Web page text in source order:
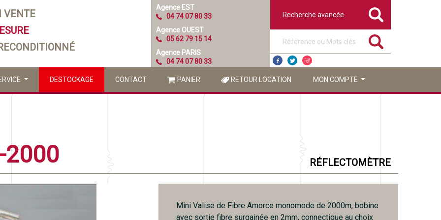
VENTE
Agence EST
04 74 07 80 33
Agence OUEST
05 62 79 15 14
Agence PARIS
04 74 07 80 33
Recherche avancée
DESTOCKAGE CONTACT PANIER RETOUR LOCATION MON COMPTE
2000 RÉFLECTOMÈTRE
Mini Valise de Fibre Amorce monomode de 2000m, bobine
avec sortie fibre surgainée en 2mm, connectique au choix